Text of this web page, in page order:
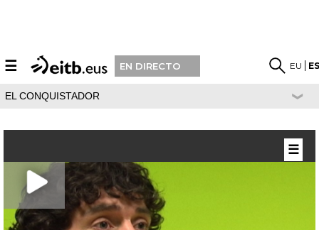
☰ EN DIRECTO EU
EL CONQUISTADOR
☰